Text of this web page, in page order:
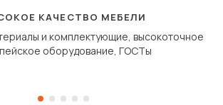
дугообразной
КАЧЕСТВО МЕБЕЛИ
и комплектующие, высокоточное
оборудование, ГОСТы